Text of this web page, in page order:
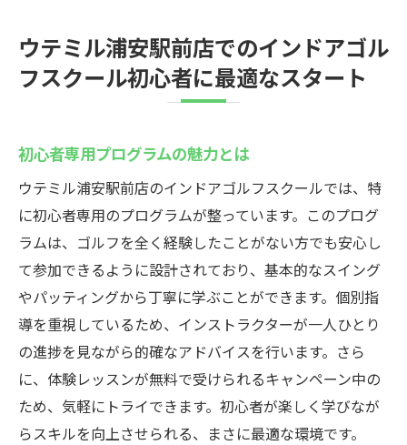
参加者の声から見る成功例
インドアゴルフスクール入会金無料キャンペー
キャンペーンの詳細と特典
無料体験レッスンで試す価値
お得な入会のタイミングを逃さない方法
キャンペーン期間中に得られるメリット
新規受講生が増える理由
キャンペーン参加者の実際の声
天候に左右されないインドアゴルフの魅力ウテ
ミル浦安駅前店の紹介
室内環境での練習の利点
天候に依存しない練習計画の立て方
ウテミル浦安駅前店でのインドアゴル
フスクール初心者に最適なスタート
初心者専用プログラムの魅力とは
ウテミル浦安駅前店のインドアゴルフスクールでは、特
に初心者専用のプログラムが整っています。このプログ
ラムは、ゴルフを全く経験したことがない方でも安心し
て参加できるように設計されており、基本的なスイング
やパッティングから丁寧に学ぶことができます。個別指
導を重視しているため、インストラクターが一人ひとり
の進捗を見ながら的確なアドバイスを行います。さら
に、体験レッスンが無料で受けられるキャンペーン中の
ため、気軽にトライできます。初心者が楽しく学びなが
らスキルを向上させられる、まさに最適な環境です。